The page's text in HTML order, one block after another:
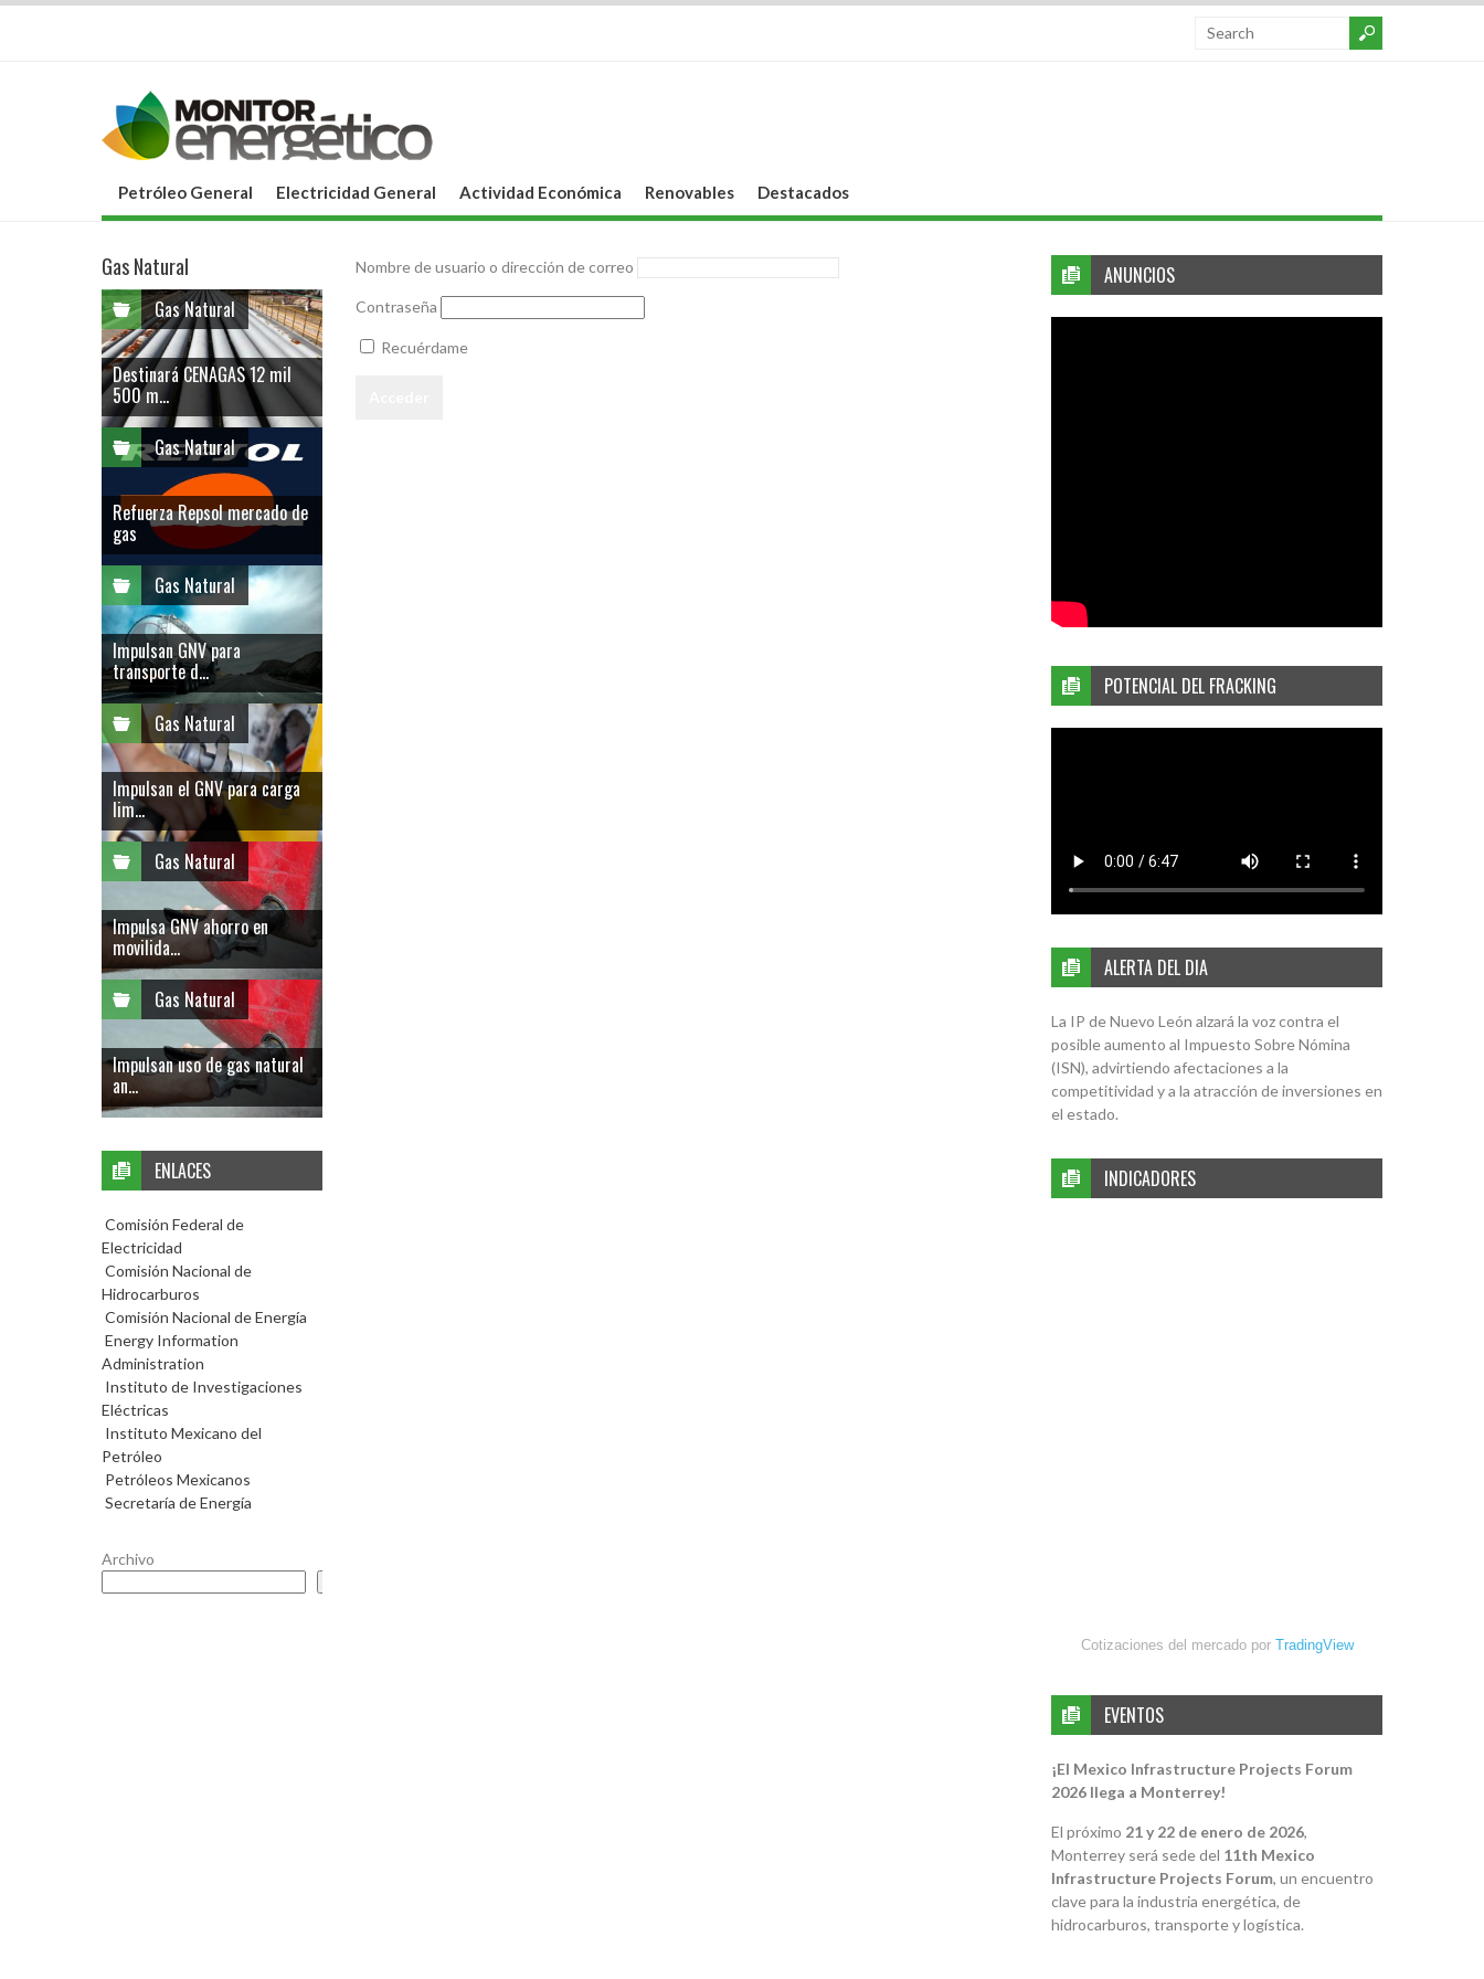
Petróleo General Electricidad General Actividad Económica Renovables Destacados
Nombre de usuario o dirección de correo
Contraseña
Recuérdame
ANUNCIOS
POTENCIAL DEL FRACKING
ALERTA DEL DIA
La IP de Nuevo León alzará la voz contra el
posible aumento al Impuesto Sobre Nómina
(ISN), advirtiendo afectaciones a la
competitividad y a la atracción de inversiones en
el estado.
INDICADORES
Cotizaciones del mercado por TradingView
EVENTOS
¡El Mexico Infrastructure Projects Forum
2026 llega a Monterrey!
El próximo 21 y 22 de enero de 2026,
Monterrey será sede del 11th Mexico
Infrastructure Projects Forum, un encuentro
clave para la industria energética, de
hidrocarburos, transporte y logística.
Gas Natural
Gas Natural
Destinará CENAGAS 12 mil
500 m...
Gas Natural
Refuerza Repsol mercado de
gas
Gas Natural
Impulsan GNV para
transporte d...
Gas Natural
Impulsan el GNV para carga
lim...
Gas Natural
Impulsa GNV ahorro en
movilida...
Gas Natural
Impulsan uso de gas natural
an...
ENLACES
Comisión Federal de
Electricidad
Comisión Nacional de
Hidrocarburos
Comisión Nacional de Energía
Energy Information
Administration
Instituto de Investigaciones
Eléctricas
Instituto Mexicano del
Petróleo
Petróleos Mexicanos
Secretaría de Energía
Archivo